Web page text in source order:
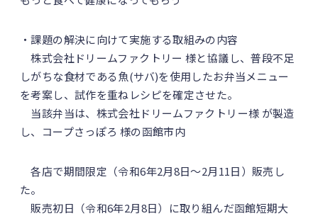
・課題の解決に向けて実施する取組みの内容
株式会社ドリームファクトリー 様と協議し、普段不足
しがちな食材である魚(サバ)を使用したお弁当メニュー
を考案し、試作を重ねレシピを確定させた。
当該弁当は、株式会社ドリームファクトリー様 が製造
し、コープさっぽろ 様の函館市内
各店で期間限定（令和6年2月8日～2月11日）販売し
た。
販売初日（令和6年2月8日）に取り組んだ函館短期大